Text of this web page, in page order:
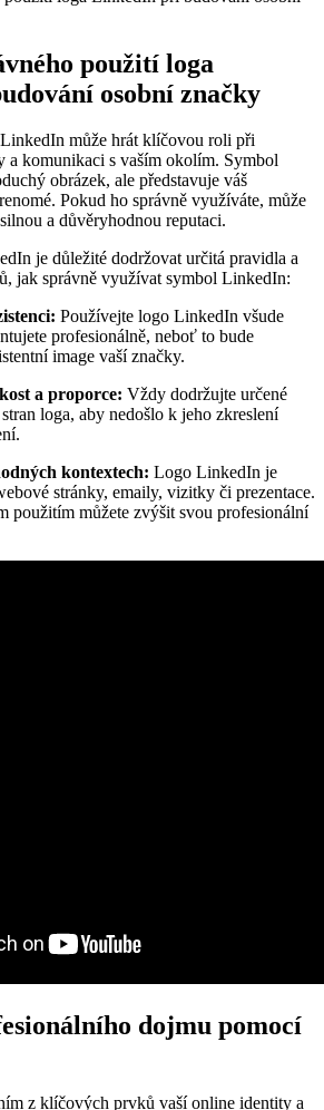
použití loga
osobní značky
může hrát klíčovou roli při
a komunikaci s vaším okolím. Symbol
obrázek, ale představuje váš
Pokud ho správně využíváte, může
a důvěryhodnou reputaci.
je důležité dodržovat určitá pravidla a
jak správně využívat symbol LinkedIn:
Používejte logo LinkedIn všude
profesionálně, neboť to bude
image vaší značky.
a proporce: Vždy dodržujte určené
loga, aby nedošlo k jeho zkreslení
kontextech: Logo LinkedIn je
stránky, emaily, vizitky či prezentace.
použitím můžete zvýšit svou profesionální
dojmu pomocí
z klíčových prvků vaší online identity a